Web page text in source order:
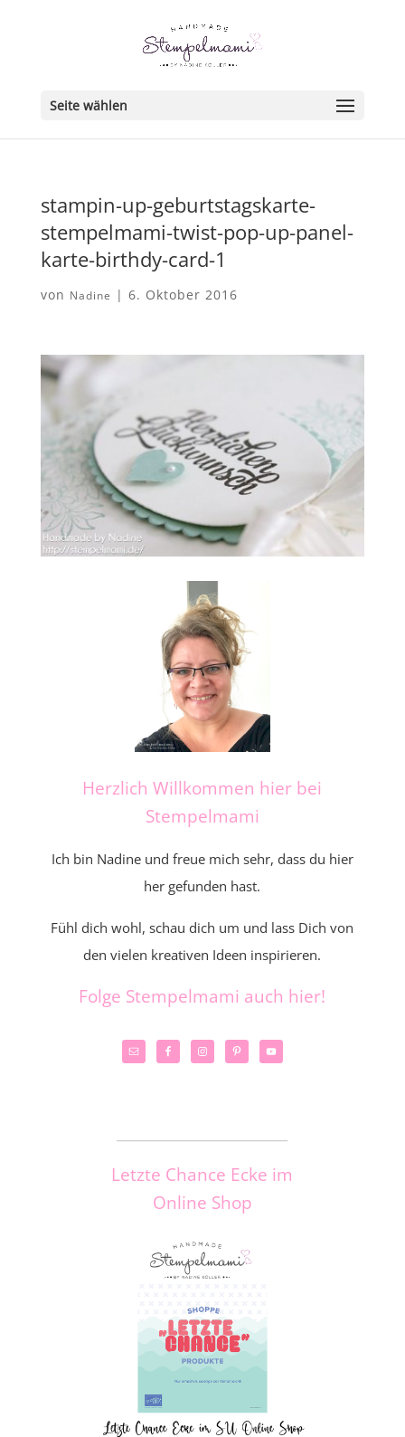
Seite wählen
stampin-up-geburtstagskarte-
stempelmami-twist-pop-up-panel-
karte-birthdy-card-1
von Nadine | 6. Oktober 2016
Herzlich Willkommen hier bei
Stempelmami
Ich bin Nadine und freue mich sehr, dass du hier
her gefunden hast.
Fühl dich wohl, schau dich um und lass Dich von
den vielen kreativen Ideen inspirieren.
Folge Stempelmami auch hier!
Letzte Chance Ecke im
Online Shop